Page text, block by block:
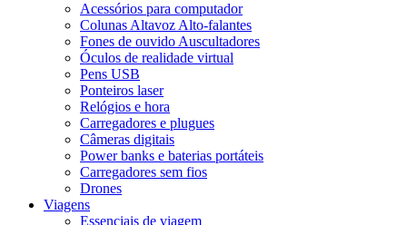
Acessórios para computador
Colunas Altavoz Alto-falantes
Fones de ouvido Auscultadores
Óculos de realidade virtual
Pens USB
Ponteiros laser
Relógios e hora
Carregadores e plugues
Câmeras digitais
Power banks e baterias portáteis
Carregadores sem fios
Drones
Viagens
Essenciais de viagem